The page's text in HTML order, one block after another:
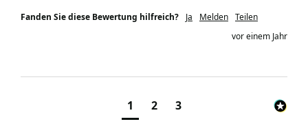
Fanden Sie diese Bewertung hilfreich? Ja Melden Teilen
vor einem Jahr
1 2 3